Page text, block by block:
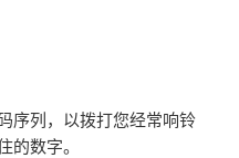
序列，以拨打您经常响铃
的数字。